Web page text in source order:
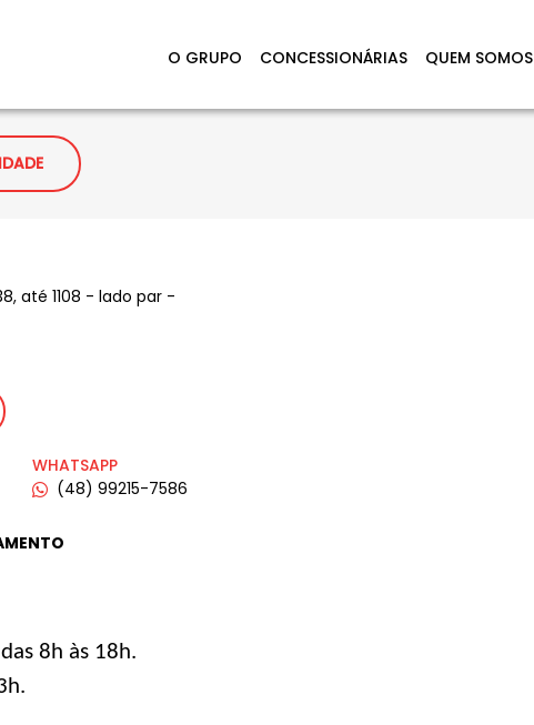
O GRUPO CONCESSIONÁRIAS QUEM SOMOS
até 1108 - lado par -
WHATSAPP
(48) 99215-7586
8h às 18h.